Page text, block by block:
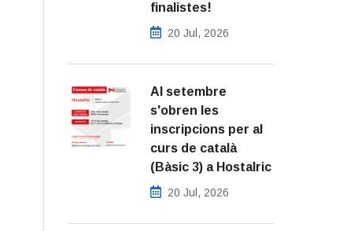
finalistes!
20 Jul, 2026
Al setembre
s'obren les
inscripcions per al
curs de català
(Bàsic 3) a Hostalric
20 Jul, 2026